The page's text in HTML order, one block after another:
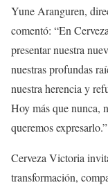
Yune Aranguren,
comentó: “En
presentar nuestra
nuestras profundas
nuestra herencia y
Hoy más que nunca,
queremos expresarlo.”
Cerveza Victoria
transformación,